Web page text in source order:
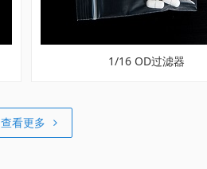
1/16 OD过滤器
查看更多